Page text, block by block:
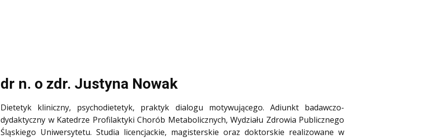
dr n. o zdr. Justyna Nowak
Dietetyk kliniczny, psychodietetyk, praktyk dialogu motywującego. Adiunkt badawczo-
dydaktyczny w Katedrze Profilaktyki Chorób Metabolicznych, Wydziału Zdrowia Publicznego
Śląskiego Uniwersytetu. Studia licencjackie, magisterskie oraz doktorskie realizowane w